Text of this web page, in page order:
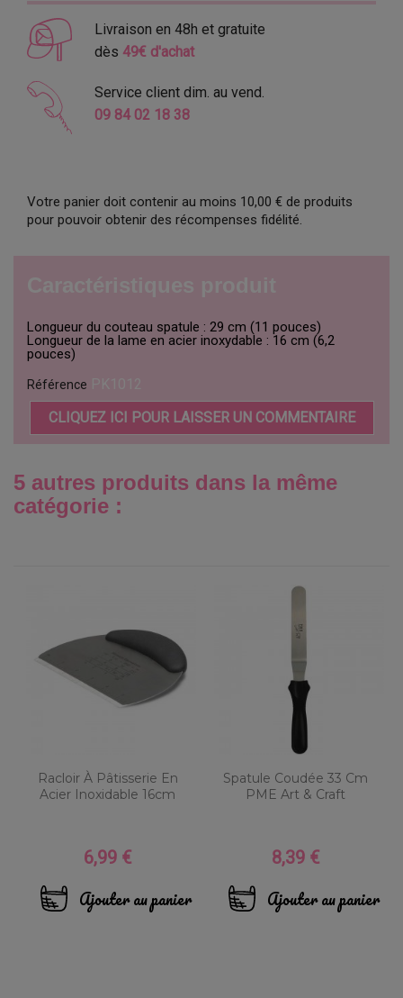
Livraison en 48h et gratuite
dès 49€ d'achat
Service client dim. au vend.
09 84 02 18 38
Votre panier doit contenir au moins 10,00 € de produits
pour pouvoir obtenir des récompenses fidélité.
Longueur du couteau spatule : 29 cm (11 pouces)
Longueur de la lame en acier inoxydable : 16 cm (6,2
pouces)
Référence
CLIQUEZ ICI POUR LAISSER UN COMMENTAIRE
5 autres produits dans la même
catégorie :
Racloir À Pâtisserie En
Acier Inoxidable 16cm
Prix
6,99 €
Ajouter au panier
Spatule Coudée 33 Cm
PME Art & Craft
Prix
8,39 €
Ajouter au panier